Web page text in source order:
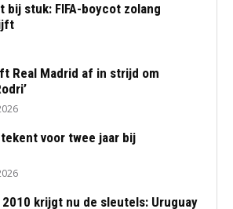
bij stuk: FIFA-boycot zolang
Real Madrid af in strijd om
voor twee jaar bij
2010 krijgt nu de sleutels: Uruguay